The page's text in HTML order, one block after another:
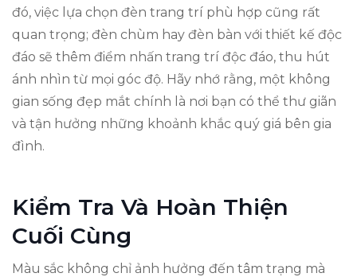
đó, việc lựa chọn đèn trang trí phù hợp cũng rất
quan trọng; đèn chùm hay đèn bàn với thiết kế độc
đáo sẽ thêm điểm nhấn trang trí độc đáo, thu hút
ánh nhìn từ mọi góc độ. Hãy nhớ rằng, một không
gian sống đẹp mắt chính là nơi bạn có thể thư giãn
và tận hưởng những khoảnh khắc quý giá bên gia
đình.
Kiểm Tra Và Hoàn Thiện
Cuối Cùng
Màu sắc không chỉ ảnh hưởng đến tâm trạng mà